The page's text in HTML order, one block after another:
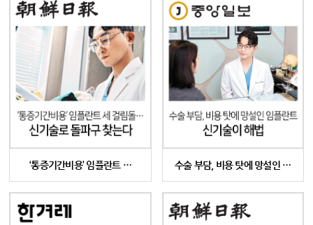
‘통증기간비용’ 임플란트 … 수술 부담, 비용 탓에 망설인 …